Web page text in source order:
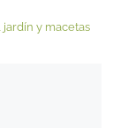
y macetas